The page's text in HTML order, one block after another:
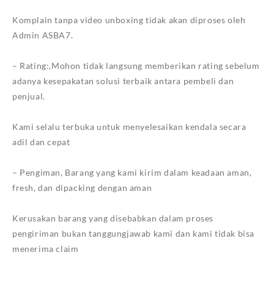
Komplain tanpa video unboxing tidak akan diproses oleh
Admin ASBA7.
– Rating:,Mohon tidak langsung memberikan rating sebelum
adanya kesepakatan solusi terbaik antara pembeli dan
penjual.
Kami selalu terbuka untuk menyelesaikan kendala secara
adil dan cepat
– Pengiman, Barang yang kami kirim dalam keadaan aman,
fresh, dan dipacking dengan aman
Kerusakan barang yang disebabkan dalam proses
pengiriman bukan tanggungjawab kami dan kami tidak bisa
menerima claim